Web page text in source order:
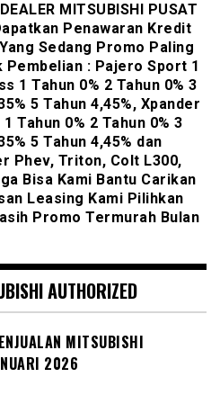
MITSUBISHI PUSAT
Penawaran Kredit
Sedang Promo Paling
Pembelian : Pajero Sport 1
1 Tahun 0% 2 Tahun 0% 3
5 Tahun 4,45%, Xpander
Tahun 0% 2 Tahun 0% 3
5 Tahun 4,45% dan
Phev, Triton, Colt L300,
Bisa Kami Bantu Carikan
Leasing Kami Pilihkan
Promo Termurah Bulan
AUTHORIZED
MITSUBISHI
2026